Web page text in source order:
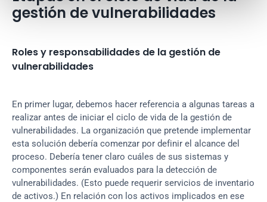
gestión de vulnerabilidades
Roles y responsabilidades de la gestión de
vulnerabilidades
En primer lugar, debemos hacer referencia a algunas tareas a
realizar antes de iniciar el ciclo de vida de la gestión de
vulnerabilidades. La organización que pretende implementar
esta solución debería comenzar por definir el alcance del
proceso. Debería tener claro cuáles de sus sistemas y
componentes serán evaluados para la detección de
vulnerabilidades. (Esto puede requerir servicios de inventario
de activos.) En relación con los activos implicados en ese